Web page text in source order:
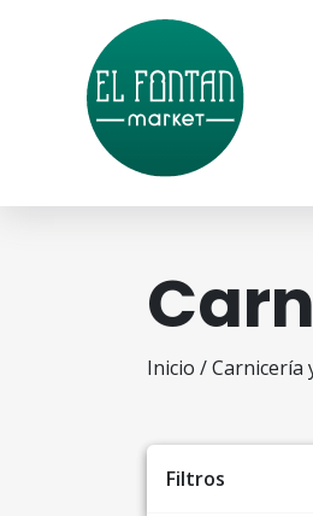
Inicio / Carnicería
Filtros